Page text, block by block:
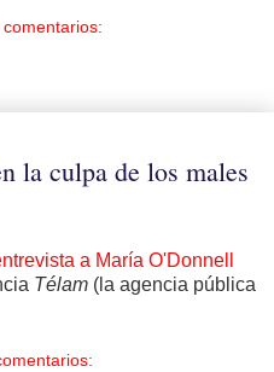
comentarios:
la culpa de los males
a María O'Donnell
Télam (la agencia pública